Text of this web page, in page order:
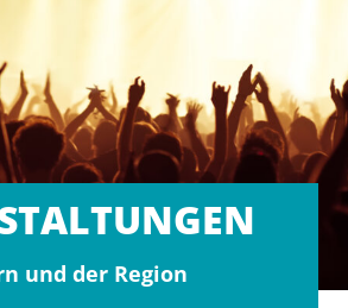
und der Region